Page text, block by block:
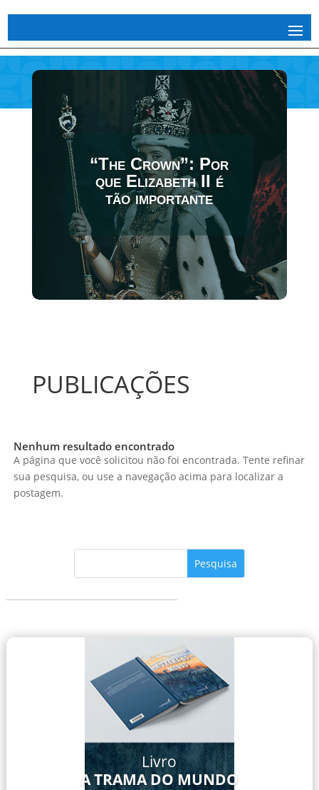
“The Crown”: Por
que Elizabeth II é
tão importante
PUBLICAÇÕES
Nenhum resultado encontrado
A página que você solicitou não foi encontrada. Tente refinar
sua pesquisa, ou use a navegação acima para localizar a
postagem.
Livro
A TRAMA DO MUNDO